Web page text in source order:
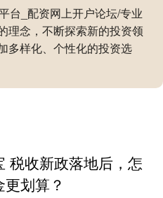
台_配资网上开户论坛/专业
理念，不断探索新的投资领
多样化、个性化的投资选
税收新政落地后，怎
划算？